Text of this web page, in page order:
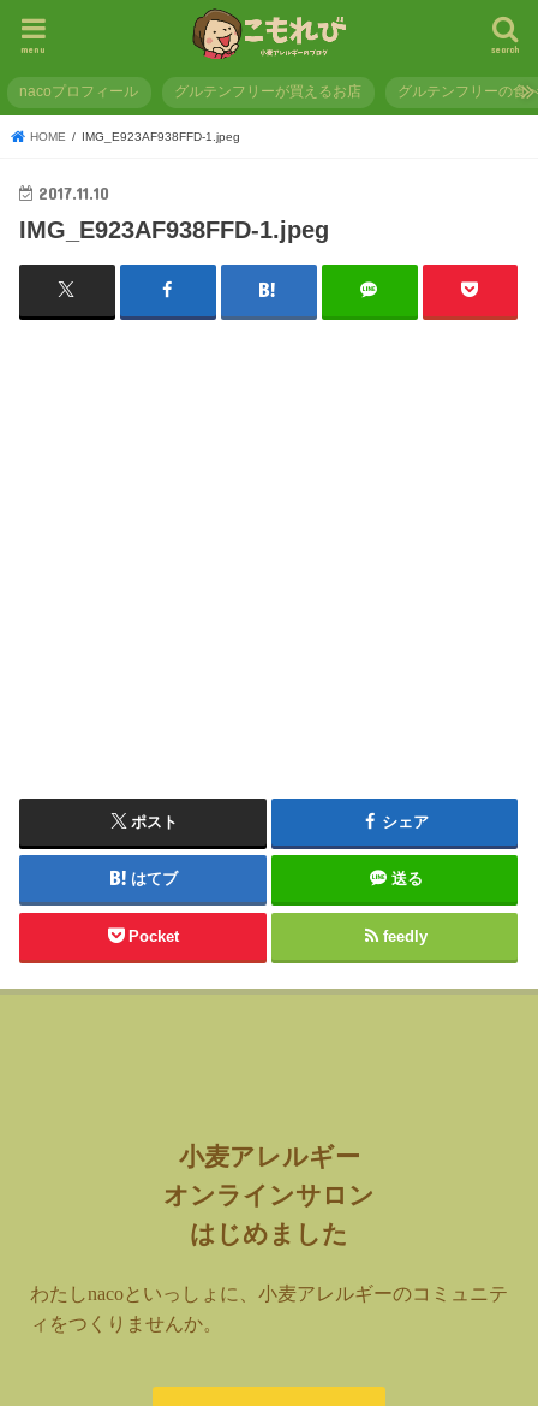
search
menu
nacoプロフィール グルテンフリーが買えるお店 グルテンフリーの食
HOME IMG_E923AF938FFD-1.jpeg
2017.11.10
IMG_E923AF938FFD-1.jpeg
ポスト シェア
はてブ 送る
Pocket feedly
小麦アレルギー
オンラインサロン
はじめました
わたしnacoといっしょに、小麦アレルギーのコミュニテ
ィをつくりませんか。